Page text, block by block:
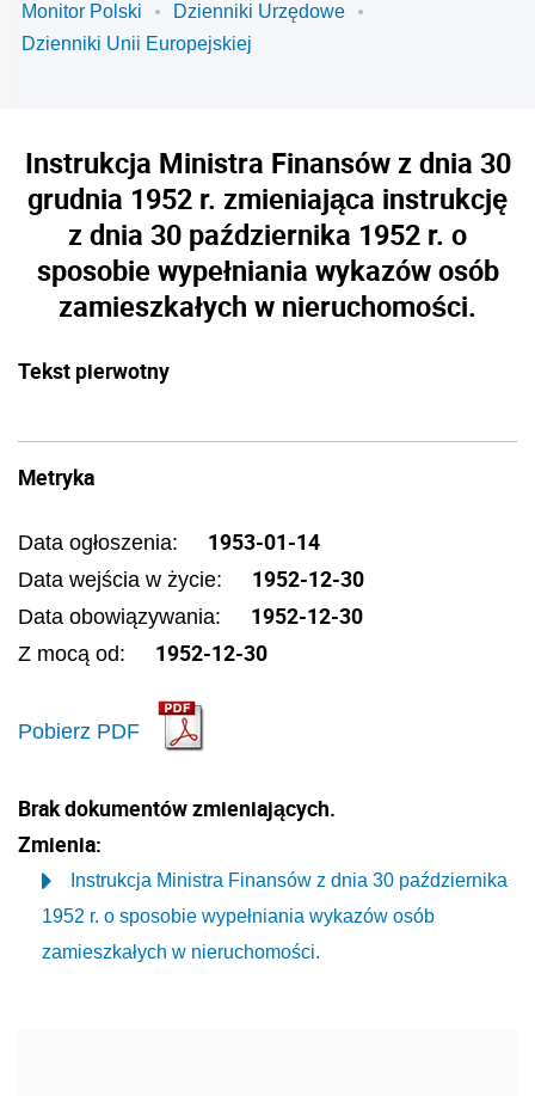
Monitor Polski
Dzienniki Urzędowe
Dzienniki Unii Europejskiej
Instrukcja Ministra Finansów z dnia 30
grudnia 1952 r. zmieniająca instrukcję
z dnia 30 października 1952 r. o
sposobie wypełniania wykazów osób
zamieszkałych w nieruchomości.
Tekst pierwotny
Metryka
Data ogłoszenia: 1953-01-14
Data wejścia w życie: 1952-12-30
Data obowiązywania: 1952-12-30
Z mocą od: 1952-12-30
Pobierz PDF
Brak dokumentów zmieniających.
Zmienia:
Instrukcja Ministra Finansów z dnia 30 października
1952 r. o sposobie wypełniania wykazów osób
zamieszkałych w nieruchomości.